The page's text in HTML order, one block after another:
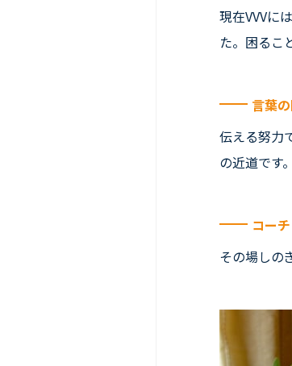
現在VVVに
た。困るこ
言葉
伝える努力
の近道です。
コー
その場しの